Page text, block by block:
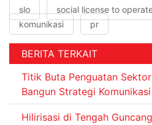
slo social license to
komunikasi
pr
BERITA TERKAIT
Titik Buta Penguatan
Bangun Strategi
Hilirisasi di Tengah